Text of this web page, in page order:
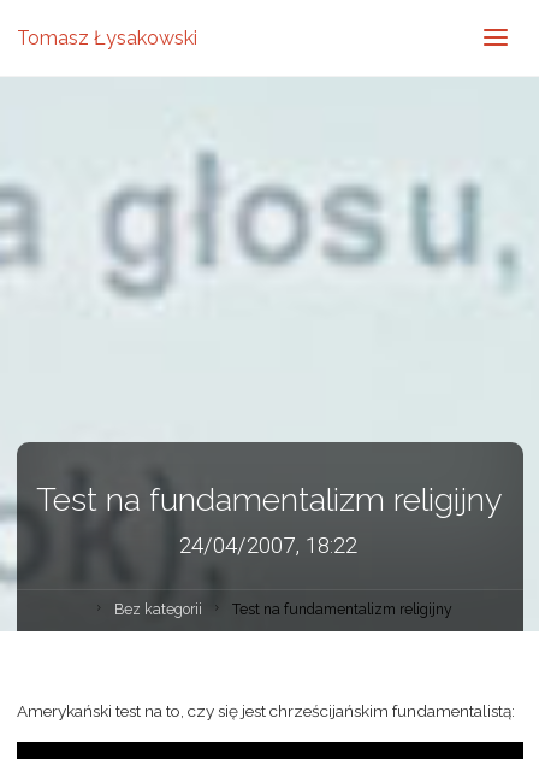
Tomasz Łysakowski
Test na fundamentalizm religijny
24/04/2007, 18:22
Bez kategorii Test na fundamentalizm religijny
Amerykański test na to, czy się jest chrześcijańskim fundamentalistą: